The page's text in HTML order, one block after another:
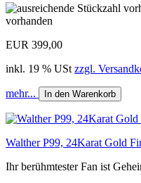
vorhanden
EUR 399,00
inkl. 19 % USt zzgl.
mehr... In den Warenkorb
Walther P99, 24Karat Gold
Ihr berühmtester Fan ist